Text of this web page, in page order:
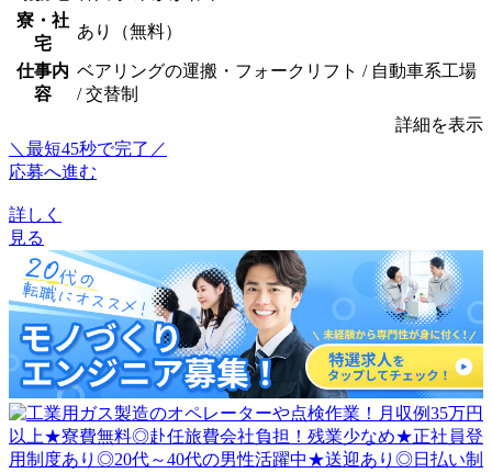
寮・社
宅
あり（無料）
仕事内
容
ベアリングの運搬・フォークリフト / 自動車系工場
/ 交替制
詳細を表示
＼最短45秒で完了／
応募へ進む
詳しく
見る